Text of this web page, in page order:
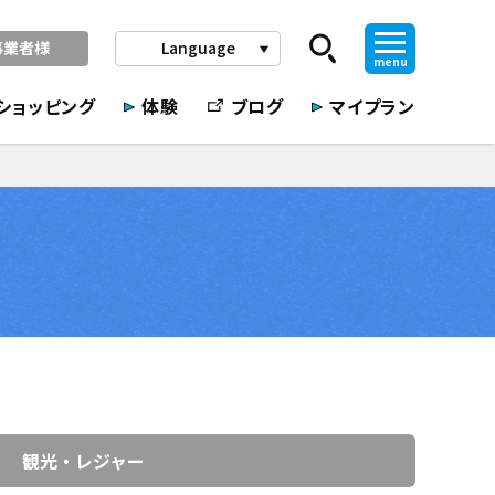
者様 Language play_arrow
menu
ョッピング 体験 ブログ マイプラン
観光・レジャー